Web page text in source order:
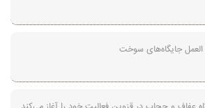
جایگاه‌های سوخت